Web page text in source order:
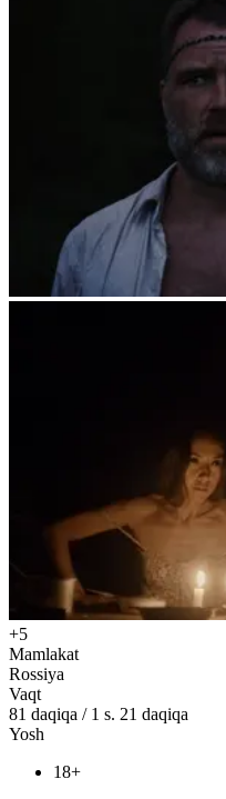
+5
Mamlakat
Rossiya
Vaqt
81 daqiqa / 1 s. 21 daqiqa
Yosh
18+